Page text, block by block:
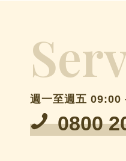
週一至週五 09:00
0800